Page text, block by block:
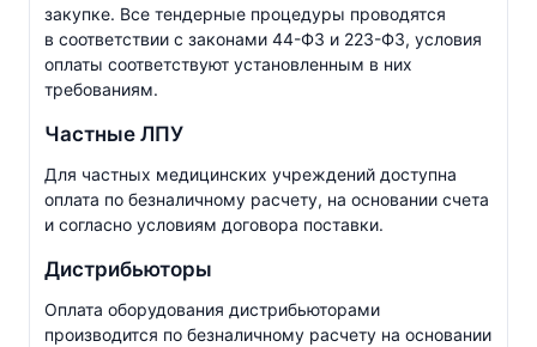
закупке. Все тендерные процедуры проводятся
в соответствии с законами 44-ФЗ и 223-ФЗ, условия
оплаты соответствуют установленным в них
требованиям.
Частные ЛПУ
Для частных медицинских учреждений доступна
оплата по безналичному расчету, на основании счета
и согласно условиям договора поставки.
Дистрибьюторы
Оплата оборудования дистрибьюторами
производится по безналичному расчету на основании